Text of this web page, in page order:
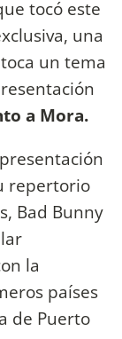
tocó este
una
un tema
a Mora.
repertorio
Bad Bunny
la
países
de Puerto